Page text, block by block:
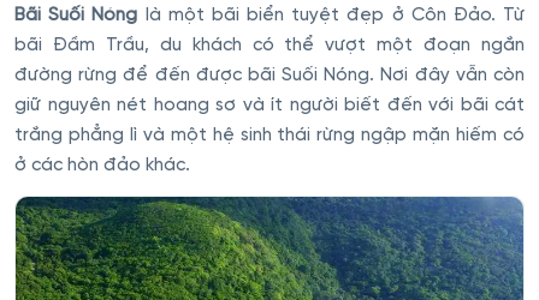
Bãi Suối Nóng là một bãi biển tuyệt đẹp ở Côn Đảo. Từ
bãi Đầm Trầu, du khách có thể vượt một đoạn ngắn
đường rừng để đến được bãi Suối Nóng. Nơi đây vẫn còn
giữ nguyên nét hoang sơ và ít người biết đến với bãi cát
trắng phẳng lì và một hệ sinh thái rừng ngập mặn hiếm có
ở các hòn đảo khác.